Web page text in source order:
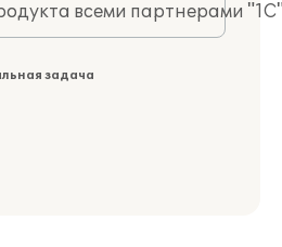
всеми партнерами
задача